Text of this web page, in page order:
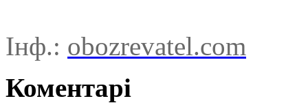
Інф.: obozrevatel.com
Коментарі